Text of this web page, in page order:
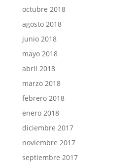
octubre 2018
agosto 2018
junio 2018
mayo 2018
abril 2018
marzo 2018
febrero 2018
enero 2018
diciembre 2017
noviembre 2017
septiembre 2017